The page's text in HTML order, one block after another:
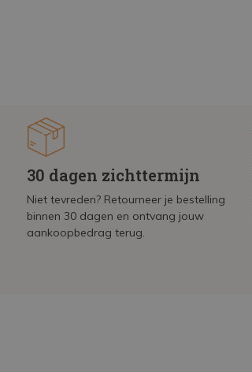
30 dagen zichttermijn
Niet tevreden? Retourneer je bestelling
binnen 30 dagen en ontvang jouw
aankoopbedrag terug.